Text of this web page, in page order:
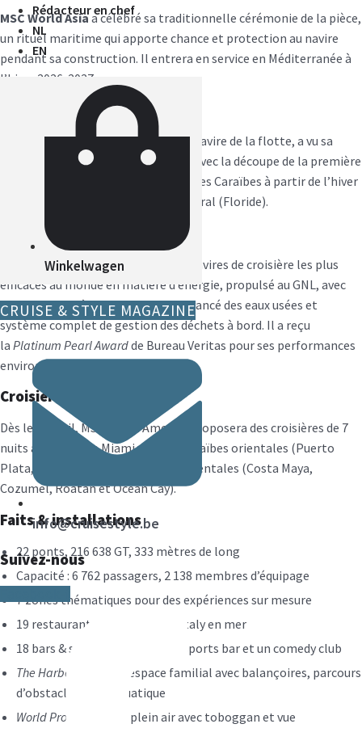
Rédacteur en chef
NL
EN
Winkelwagen
CRUISE & STYLE MAGAZINE
info@cruisestyle.be
Suivez-nous
MSC World Asiaa célébré sa traditionnelle cérémonie de la pièce,
un rituel maritime qui apporte chance et protection au navire
pendant sa construction. Il entrera en service en Méditerranée à
l’hiver 2026-2027.
MSC World Atlantic
MSC World Atlantic, tout nouveau navire de la flotte, a vu sa
construction lancée officiellement avec la découpe de la première
tôle. Il débutera ses croisières dans les Caraïbes à partir de l’hiver
2027-2028, au départ de Port Canaveral (Floride).
Durabilité et innovation
Le MSC World America est l’un des navires de croisière les plus
efficaces au monde en matière d’énergie, propulsé au GNL, avec
raccordement à quai, traitement avancé des eaux usées et
système complet de gestion des déchets à bord. Il a reçu
la Platinum Pearl Awardde Bureau Veritas pour ses performances
environnementales.
Croisières inaugurales
Dès le 12 avril, MSC World America proposera des croisières de 7
nuits au départ de Miami vers les Caraïbes orientales (Puerto
Plata, San Juan, Ocean Cay) et occidentales (Costa Maya,
Cozumel, Roatán et Ocean Cay).
Faits & installations
22 ponts, 216 638 GT, 333 mètres de long
Capacité : 6 762 passagers, 2 138 membres d’équipage
7 zones thématiques pour des expériences sur mesure
19 restaurants, dont le seul Eataly en mer
18 bars & salons, y compris un sports bar et un comedy club
The Harbour
: nouvel espace familial avec balançoires, parcours
d’obstacles, parc aquatique
World Promenade
en plein air avec toboggan et vue